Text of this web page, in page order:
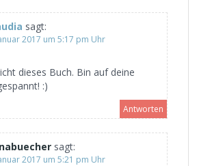
sagt:
2017 um 5:17 pm Uhr
dieses Buch. Bin auf deine
:)
Antworten
sagt:
2017 um 5:21 pm Uhr